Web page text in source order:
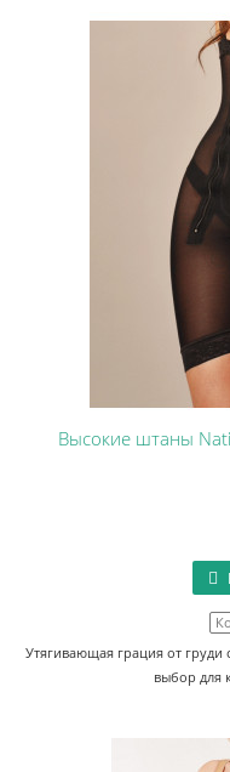
Высокие штаны
Утягивающая грация от
выбор для